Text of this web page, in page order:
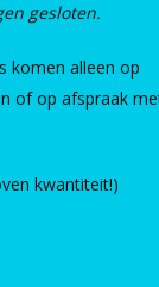
gesloten.
komen alleen op
of op afspraak
kwantiteit!)